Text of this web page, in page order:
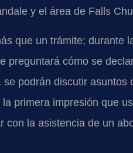
y el área de Falls
que un trámite; durante
preguntará cómo se
podrán discutir asuntos
primera impresión que
la asistencia de un